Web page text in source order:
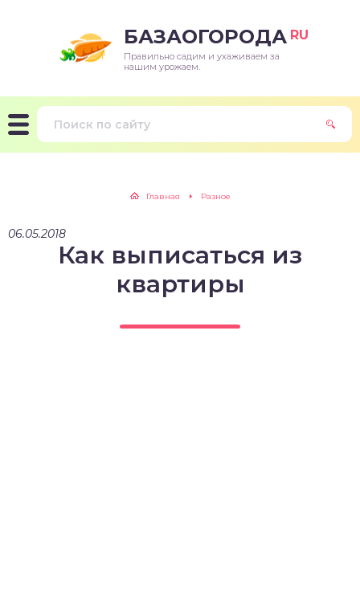
БАЗАОГОРОДА RU
Правильно садим и ухаживаем за
нашим урожаем.
Главная Разное
06.05.2018
Как выписаться из
квартиры